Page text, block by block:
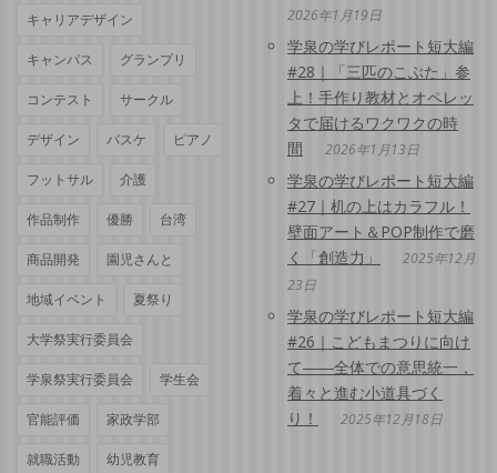
キャリアデザイン
キャンパス グランプリ
コンテスト サークル
デザイン バスケ ピアノ
フットサル 介護
作品制作 優勝 台湾
商品開発 園児さんと
地域イベント 夏祭り
大学祭実行委員会
学泉祭実行委員会 学生会
官能評価 家政学部
就職活動 幼児教育
2026年1月19日
学泉の学びレポート短大編
#28｜「三匹のこぶた」参
上！手作り教材とオペレッ
タで届けるワクワクの時
間
2026年1月13日
学泉の学びレポート短大編
#27｜机の上はカラフル！
壁面アート＆POP制作で磨
く「創造力」
2025年12月
23日
学泉の学びレポート短大編
#26｜こどもまつりに向け
て――全体での意思統一，
着々と進む小道具づく
り！
2025年12月18日